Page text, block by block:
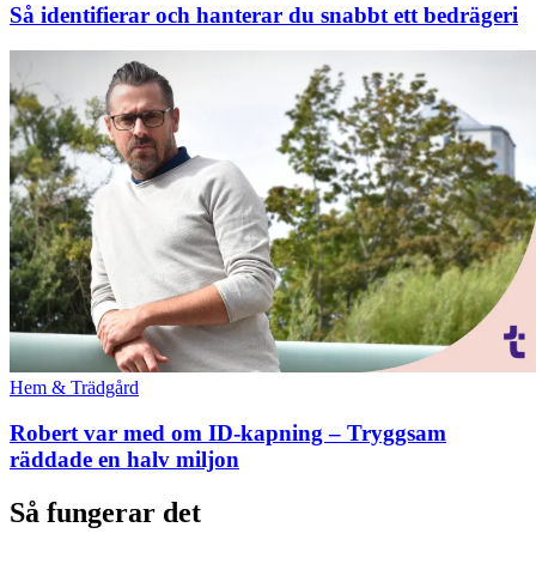
Så identifierar och hanterar du snabbt ett bedrägeri
Hem & Trädgård
Robert var med om ID-kapning – Tryggsam
räddade en halv miljon
Så fungerar det